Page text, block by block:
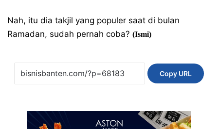
Nah, itu dia takjil yang populer saat di bulan
Ramadan, sudah pernah coba? (Ismi)
Copy URL